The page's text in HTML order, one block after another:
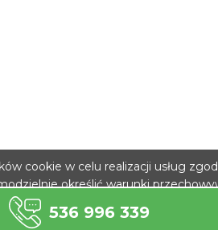
536 996 339
cookie w celu realizacji usług
określić warunki
przeglądarce.
NIE POKAZUJ